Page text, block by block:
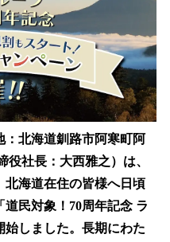
：北海道釧路市阿寒町阿
役社長：大西雅之）は、
北海道在住の皆様へ日頃
民対象！70周年記念 ラ
始しました。長期にわた